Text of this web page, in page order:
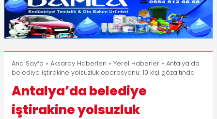
16:00
Aksaray Esnaf Rehberi ile Google ve Yapay Zeka
Aramalarında Öne Çıkın
8:23 Aksaray Esnaf Rehberi Hizmete Girdi
11:30
Birlikhaber.com Yayın Hayatına Başladı | Hızlı ve
Akıllı Haber Platformu
Ana Sayfa » Aksaray Haberleri » Yerel Haberler» Antalya’da
belediye iştirakine yolsuzluk operasyonu: 10 kişi gözaltında
Antalya’da belediye
iştirakine yolsuzluk